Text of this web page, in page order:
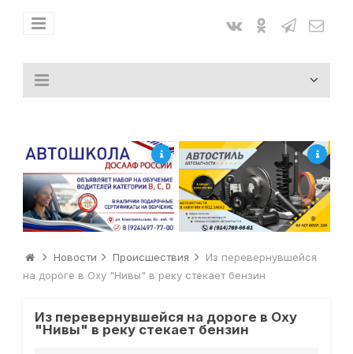
Новости Происшествия
Из перевернувшейся
на дороге в Оху "Нивы" в реку стекает бензин
Из перевернувшейся на дороге в Оху
"Нивы" в реку стекает бензин